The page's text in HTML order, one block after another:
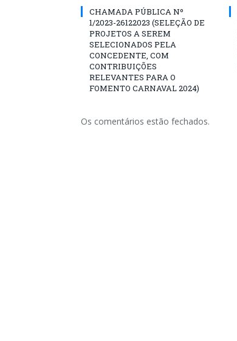
CHAMADA PÚBLICA Nº
1/2023-26122023 (SELEÇÃO DE
PROJETOS A SEREM
SELECIONADOS PELA
CONCEDENTE, COM
CONTRIBUIÇÕES
RELEVANTES PARA O
FOMENTO CARNAVAL 2024)
Os comentários estão fechados.